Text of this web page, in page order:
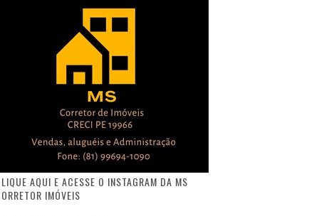
AQUI E ACESSE O INSTAGRAM DA MS
IMÓVEIS